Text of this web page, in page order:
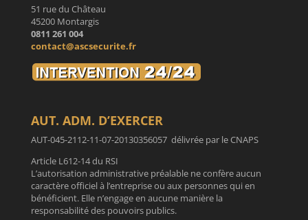
51 rue du Château
45200 Montargis
0811 261 004
contact@ascsecurite.fr
AUT. ADM. D’EXERCER
AUT-045-2112-11-07-20130356057 délivrée par le CNAPS
Article L612-14 du RSI
L’autorisation administrative préalable ne confère aucun
caractère officiel à l’entreprise ou aux personnes qui en
bénéficient. Elle n’engage en aucune manière la
responsabilité des pouvoirs publics.